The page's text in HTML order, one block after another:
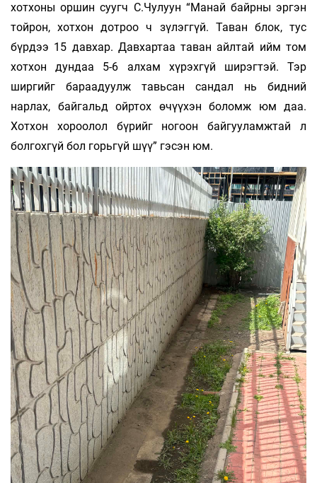
хотхоны оршин суугч С.Чулуун “Манай байрны эргэн
тойрон, хотхон дотроо ч зүлэггүй. Таван блок, тус
бүрдээ 15 давхар. Давхартаа таван айлтай ийм том
хотхон дундаа 5-6 алхам хүрэхгүй ширэгтэй. Тэр
ширгийг бараадуулж тавьсан сандал нь бидний
нарлах, байгальд ойртох өчүүхэн боломж юм даа.
Хотхон хороолол бүрийг ногоон байгууламжтай л
болгохгүй бол горьгүй шүү” гэсэн юм.